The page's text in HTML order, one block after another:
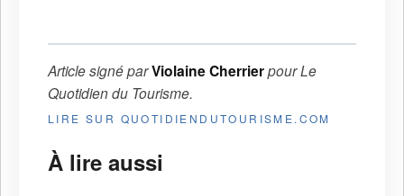
Article signé parViolaine CherrierpourLe
Quotidien du Tourisme.
LIRE SUR QUOTIDIENDUTOURISME.COM
À lire aussi